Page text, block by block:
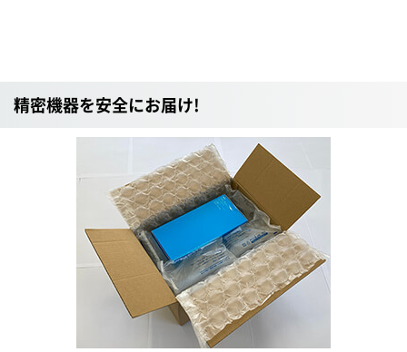
精密機器を安全にお届け!